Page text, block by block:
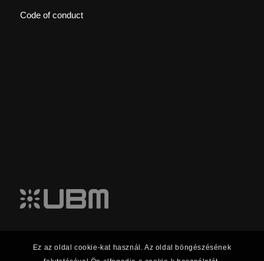
Code of conduct
Ez az oldal cookie-kat használ. Az oldal böngészésének